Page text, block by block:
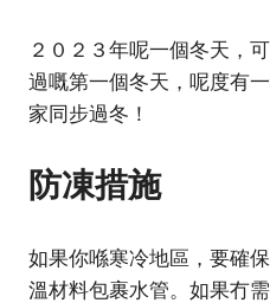
２０２３年呢一個冬天，
過嘅第一個冬天，呢度有
家同步過冬！
防凍措施
如果你喺寒冷地區，要確
溫材料包裹水管。如果冇